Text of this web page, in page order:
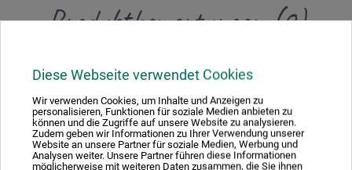
Diese Webseite verwendet Cookies
Wir verwenden Cookies, um Inhalte und Anzeigen zu
personalisieren, Funktionen für soziale Medien anbieten zu
können und die Zugriffe auf unsere Website zu analysieren.
Zudem geben wir Informationen zu Ihrer Verwendung unserer
Website an unsere Partner für soziale Medien, Werbung und
Analysen weiter. Unsere Partner führen diese Informationen
möglicherweise mit weiteren Daten zusammen, die Sie ihnen
Produktbewertungen (0)
Schreiben Sie die erste Bewertung zu diesem Produkt
JETZT PRODUKT BEWERTEN